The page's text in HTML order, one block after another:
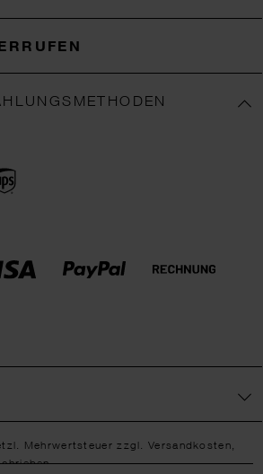
Mehrwertsteuer zzgl.Versandkosten,